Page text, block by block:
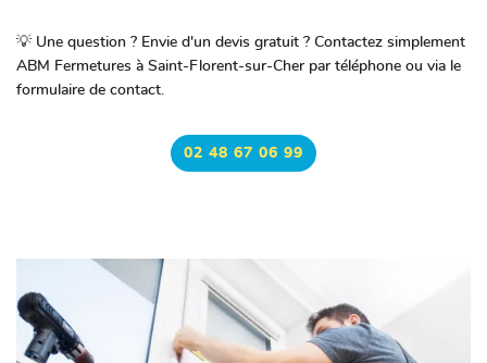
💡 Une question ? Envie d'un devis gratuit ? Contactez simplement
ABM Fermetures à Saint-Florent-sur-Cher par téléphone ou via le
formulaire de contact.
02 48 67 06 99